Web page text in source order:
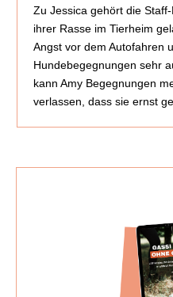
Zu Jessica gehört die
ihrer Rasse im Tierheim
Angst vor dem Autofahren
Hundebegegnungen sehr
kann Amy Begegnungen
verlassen, dass sie ernst